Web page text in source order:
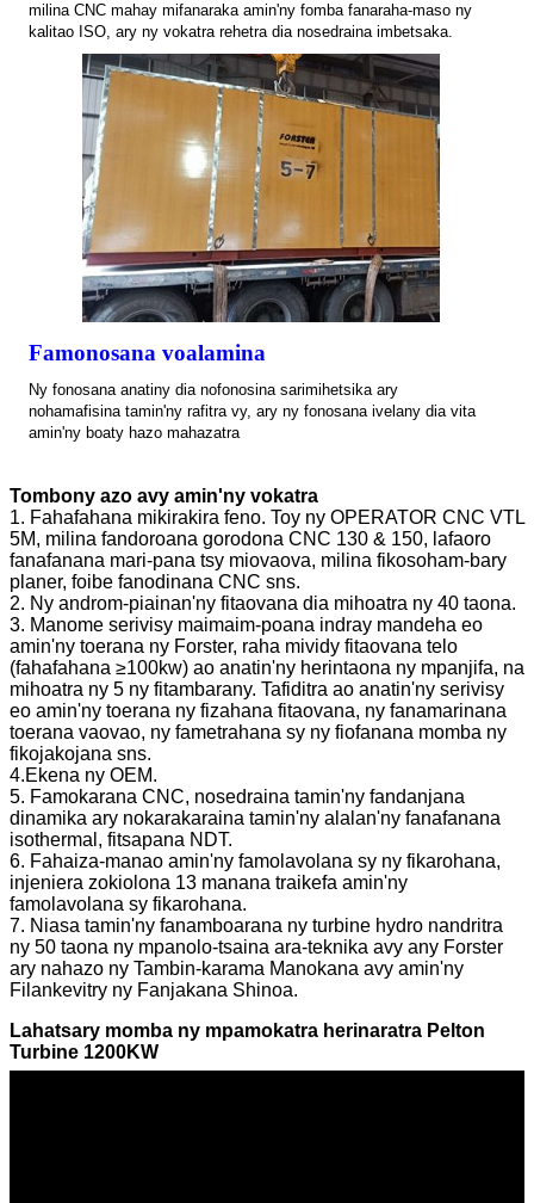
milina CNC mahay mifanaraka amin'ny fomba fanaraha-maso ny
kalitao ISO, ary ny vokatra rehetra dia nosedraina imbetsaka.
Famonosana voalamina
Ny fonosana anatiny dia nofonosina sarimihetsika ary
nohamafisina tamin'ny rafitra vy, ary ny fonosana ivelany dia vita
amin'ny boaty hazo mahazatra
Tombony azo avy amin'ny vokatra
1. Fahafahana mikirakira feno. Toy ny OPERATOR CNC VTL
5M, milina fandoroana gorodona CNC 130 & 150, lafaoro
fanafanana mari-pana tsy miovaova, milina fikosoham-bary
planer, foibe fanodinana CNC sns.
2. Ny androm-piainan'ny fitaovana dia mihoatra ny 40 taona.
3. Manome serivisy maimaim-poana indray mandeha eo
amin'ny toerana ny Forster, raha mividy fitaovana telo
(fahafahana ≥100kw) ao anatin'ny herintaona ny mpanjifa, na
mihoatra ny 5 ny fitambarany. Tafiditra ao anatin'ny serivisy
eo amin'ny toerana ny fizahana fitaovana, ny fanamarinana
toerana vaovao, ny fametrahana sy ny fiofanana momba ny
fikojakojana sns.
4.Ekena ny OEM.
5. Famokarana CNC, nosedraina tamin'ny fandanjana
dinamika ary nokarakaraina tamin'ny alalan'ny fanafanana
isothermal, fitsapana NDT.
6. Fahaiza-manao amin'ny famolavolana sy ny fikarohana,
injeniera zokiolona 13 manana traikefa amin'ny
famolavolana sy fikarohana.
7. Niasa tamin'ny fanamboarana ny turbine hydro nandritra
ny 50 taona ny mpanolo-tsaina ara-teknika avy any Forster
ary nahazo ny Tambin-karama Manokana avy amin'ny
Filankevitry ny Fanjakana Shinoa.
Lahatsary momba ny mpamokatra herinaratra Pelton
Turbine 1200KW